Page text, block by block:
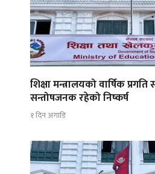
शिक्षा मन्त्रालयको वार्षिक प्रगति
सन्तोषजनक रहेको निष्कर्ष
१ दिन अगाडि